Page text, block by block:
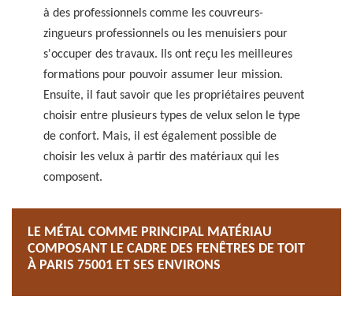
à des professionnels comme les couvreurs-
zingueurs professionnels ou les menuisiers pour
s'occuper des travaux. Ils ont reçu les meilleures
formations pour pouvoir assumer leur mission.
Ensuite, il faut savoir que les propriétaires peuvent
choisir entre plusieurs types de velux selon le type
de confort. Mais, il est également possible de
choisir les velux à partir des matériaux qui les
composent.
LE MÉTAL COMME PRINCIPAL MATÉRIAU
COMPOSANT LE CADRE DES FENÊTRES DE TOIT
À PARIS 75001 ET SES ENVIRONS